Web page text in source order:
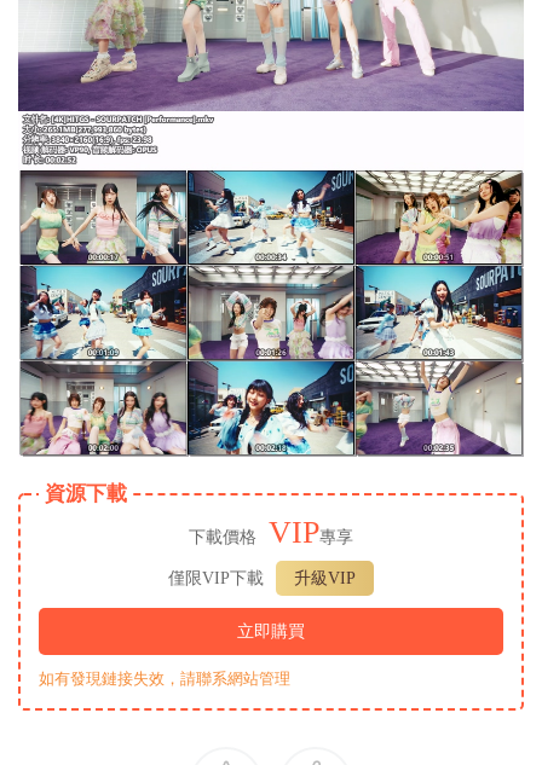
資源下載
下載價格 VIP專享
僅限VIP下載 升級VIP
立即購買
如有發現鏈接失效，請聯系網站管理